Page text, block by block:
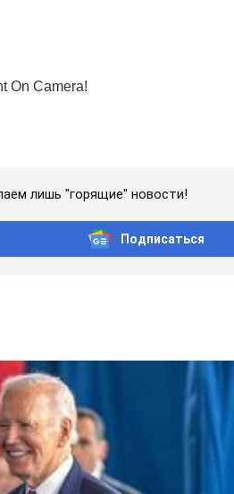
лишь "горящие" новости!
Подписаться